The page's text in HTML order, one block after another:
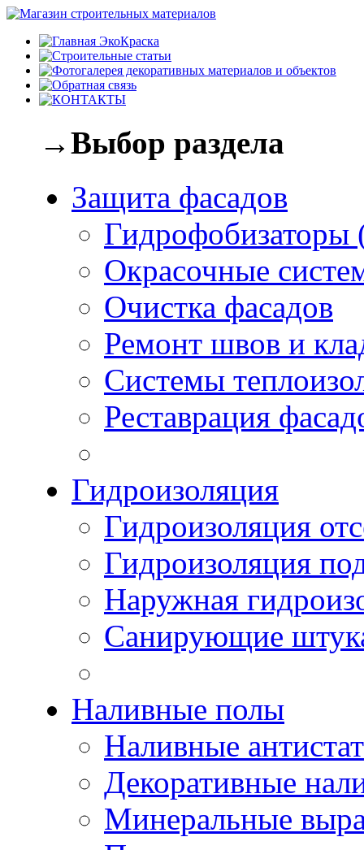
→Выбор раздела
Защита фасадов
Гидрофобизаторы
Окрасочные
Очистка фасадов
Ремонт швов и
Системы
Реставрация
Гидроизоляция
Гидроизоляция
Гидроизоляция
Наружная
Санирующие
Наливные полы
Наливные
Декоративные
Минеральные